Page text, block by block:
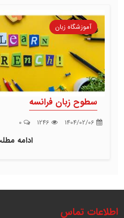
آموزشگاه زبان
سطوح زبان فرانسه
ادامه
اطلاعات تماس